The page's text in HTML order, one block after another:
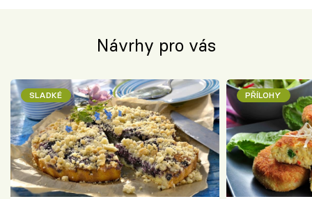
Návrhy pro vás
SLADKÉ PŘÍLOHY